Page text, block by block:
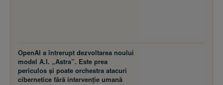
OpenAI a întrerupt dezvoltarea noului
model A.I. „Astra”. Este prea
periculos și poate orchestra atacuri
cibernetice fără intervenție umană